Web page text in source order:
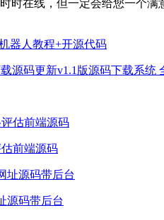
时时在线，但一定会给您一个
器人教程+开源代码
源码更新v1.1版源码下载系统
前端源码
源码带后台